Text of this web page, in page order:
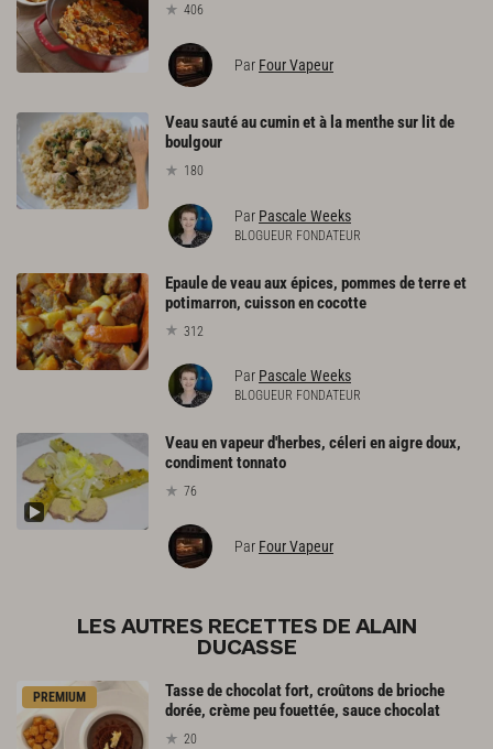
406
Par Four Vapeur
Veau sauté au cumin et à la menthe sur lit de
boulgour
180
Par Pascale Weeks
BLOGUEUR FONDATEUR
Epaule de veau aux épices, pommes de terre et
potimarron, cuisson en cocotte
312
Par Pascale Weeks
BLOGUEUR FONDATEUR
Veau en vapeur d'herbes, céleri en aigre doux,
condiment tonnato
76
Par Four Vapeur
LES AUTRES RECETTES DE ALAIN
DUCASSE
PREMIUM
Tasse de chocolat fort, croûtons de brioche
dorée, crème peu fouettée, sauce chocolat
20